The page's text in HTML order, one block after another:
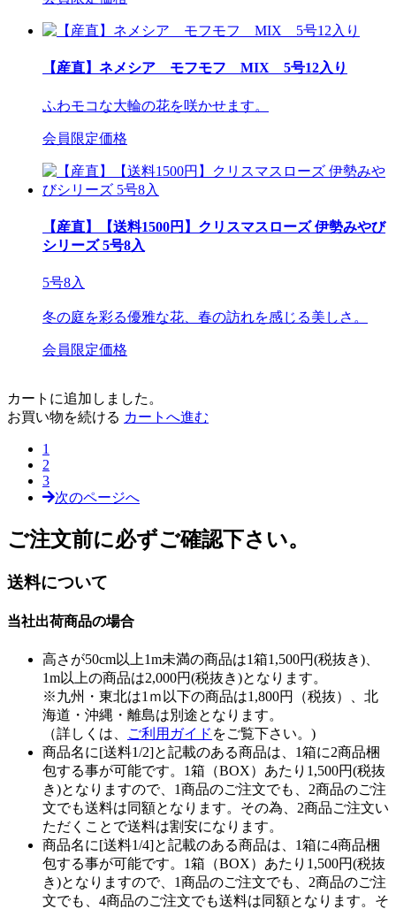
【産直】ネメシア モフモフ MIX 5号12入り
ふわモコな大輪の花を咲かせます。
会員限定価格
【産直】【送料1500円】クリスマスローズ 伊勢みやび
シリーズ 5号8入
5号8入
冬の庭を彩る優雅な花、春の訪れを感じる美しさ。
会員限定価格
カートに追加しました。
お買い物を続ける カートへ進む
1
2
3
次のページへ
ご注文前に必ずご確認下さい。
送料について
当社出荷商品の場合
高さが50cm以上1m未満の商品は1箱1,500円(税抜き)、
1m以上の商品は2,000円(税抜き)となります。
※九州・東北は1ｍ以下の商品は1,800円（税抜）、北
海道・沖縄・離島は別途となります。
（詳しくは、
ご利用ガイド をご覧下さい。)
商品名に[送料1/2]と記載のある商品は、1箱に2商品梱
包する事が可能です。1箱（BOX）あたり1,500円(税抜
き)となりますので、1商品のご注文でも、2商品のご注
文でも送料は同額となります。その為、2商品ご注文い
ただくことで送料は割安になります。
商品名に[送料1/4]と記載のある商品は、1箱に4商品梱
包する事が可能です。1箱（BOX）あたり1,500円(税抜
き)となりますので、1商品のご注文でも、2商品のご注
文でも、4商品のご注文でも送料は同額となります。そ